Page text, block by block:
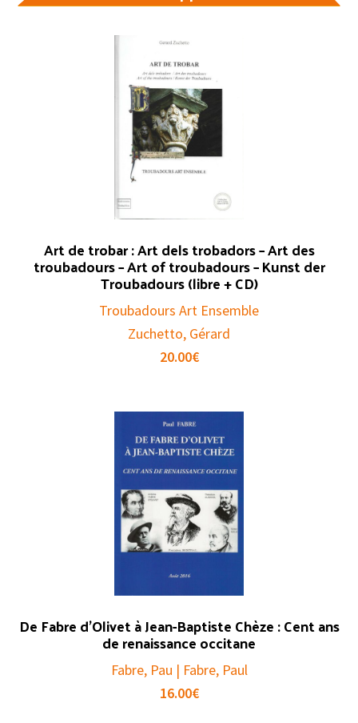
Art de trobar : Art dels trobadors – Art des
troubadours – Art of troubadours – Kunst der
Troubadours (libre + CD)
Troubadours Art Ensemble
Zuchetto, Gérard
20.00€
De Fabre d’Olivet à Jean-Baptiste Chèze : Cent ans
de renaissance occitane
Fabre, Pau | Fabre, Paul
16.00€